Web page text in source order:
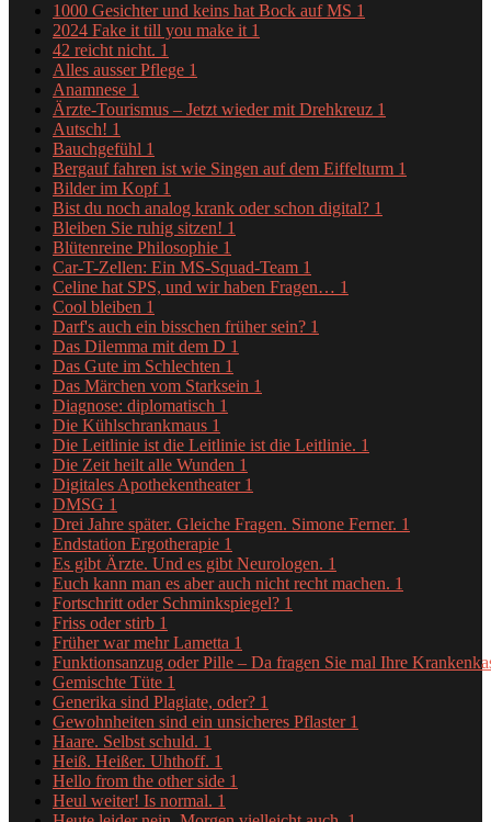
1000 Gesichter und keins hat Bock auf MS 1
2024 Fake it till you make it 1
42 reicht nicht. 1
Alles ausser Pflege 1
Anamnese 1
Ärzte-Tourismus – Jetzt wieder mit Drehkreuz 1
Autsch! 1
Bauchgefühl 1
Bergauf fahren ist wie Singen auf dem Eiffelturm 1
Bilder im Kopf 1
Bist du noch analog krank oder schon digital? 1
Bleiben Sie ruhig sitzen! 1
Blütenreine Philosophie 1
Car-T-Zellen: Ein MS-Squad-Team 1
Celine hat SPS, und wir haben Fragen… 1
Cool bleiben 1
Darf's auch ein bisschen früher sein? 1
Das Dilemma mit dem D 1
Das Gute im Schlechten 1
Das Märchen vom Starksein 1
Diagnose: diplomatisch 1
Die Kühlschrankmaus 1
Die Leitlinie ist die Leitlinie ist die Leitlinie. 1
Die Zeit heilt alle Wunden 1
Digitales Apothekentheater 1
DMSG 1
Drei Jahre später. Gleiche Fragen. Simone Ferner. 1
Endstation Ergotherapie 1
Es gibt Ärzte. Und es gibt Neurologen. 1
Euch kann man es aber auch nicht recht machen. 1
Fortschritt oder Schminkspiegel? 1
Friss oder stirb 1
Früher war mehr Lametta 1
Funktionsanzug oder Pille – Da fragen Sie mal Ihre
Gemischte Tüte 1
Generika sind Plagiate, oder? 1
Gewohnheiten sind ein unsicheres Pflaster 1
Haare. Selbst schuld. 1
Heiß. Heißer. Uhthoff. 1
Hello from the other side 1
Heul weiter! Is normal. 1